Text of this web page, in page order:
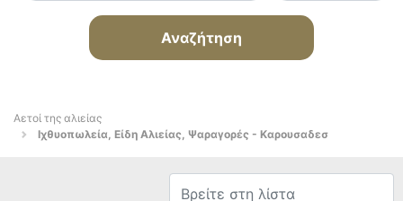
Αναζήτηση
Αετοί της αλιείας
Ιχθυοπωλεία, Είδη Αλιείας, Ψαραγορές - Καρουσαδεσ